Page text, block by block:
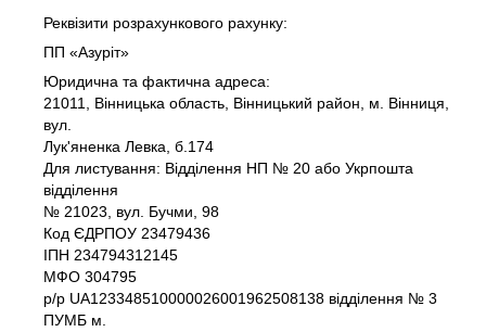
Реквізити розрахункового рахунку:
ПП «Азуріт»
Юридична та фактична адреса:
21011, Вінницька область, Вінницький район, м. Вінниця,
вул.
Лук'яненка Левка, б.174
Для листування: Відділення НП № 20 або Укрпошта
відділення
№ 21023, вул. Бучми, 98
Код ЄДРПОУ 23479436
IПH 234794312145
МФО 304795
р/р UA123348510000026001962508138 відділення № 3
ПУМБ м.